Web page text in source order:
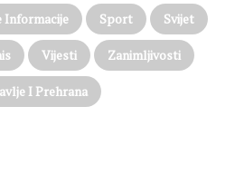
Informacije Sport Svijet
Vijesti Zanimljivosti
I Prehrana